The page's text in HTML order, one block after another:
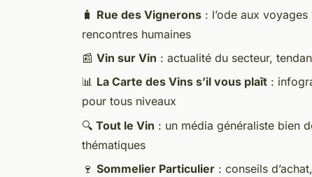
🧳 Rue des Vignerons : l’ode aux
rencontres humaines
📰 Vin sur Vin : actualité du secteur,
📊 La Carte des Vins s’il vous plaît :
pour tous niveaux
🔍 Tout le Vin : un média généraliste bien
thématiques
🍷 Sommelier Particulier : conseils